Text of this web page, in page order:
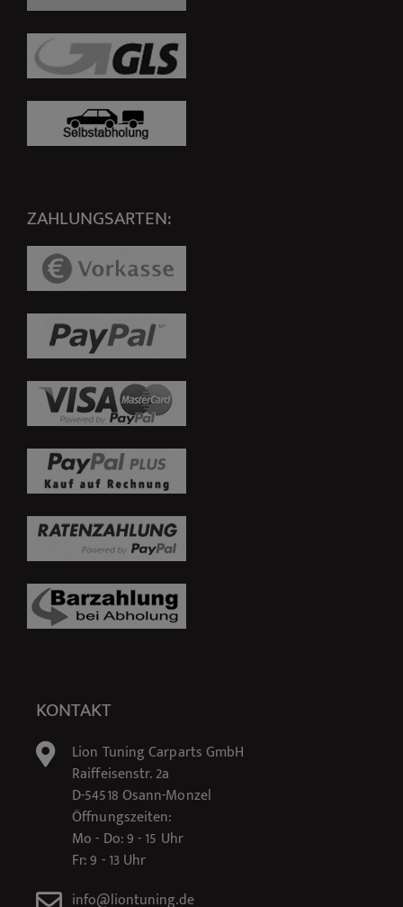
ZAHLUNGSARTEN:
KONTAKT
Lion Tuning Carparts GmbH
Raiffeisenstr. 2a
D-54518 Osann-Monzel
Öffnungszeiten:
Mo - Do: 9 - 15 Uhr
Fr: 9 - 13 Uhr
info@liontuning.de